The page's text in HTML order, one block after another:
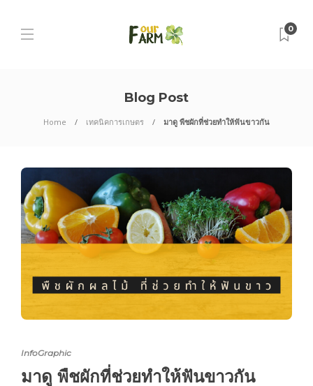
0
Blog Post
Home เทคนิคการเกษตร มาดู พืชผักที่ช่วยทำให้ฟันขาวกัน
InfoGraphic
มาดู พืชผักที่ช่วยทำให้ฟันขาวกัน